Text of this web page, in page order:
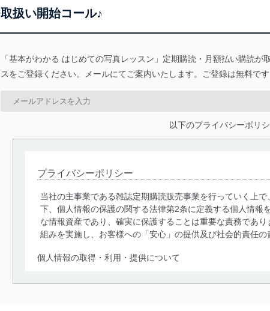
取扱い開始コール♪
「基本がわかる はじめての写真レッスン」定期購読・月額払い購読
スをご登録ください。メールにてご案内いたします。ご登録は無料です
以下のプライバシーポリ
プライバシーポリシー
当社の主事業である雑誌定期購読販売事業を行っていく上
下、個人情報の保護の関する法律第2条に定義する個人情
な情報資産であり、確実に保護することは重要な責務であ
組みを実施し、お客様への「安心」の提供及び社会的責任の
個人情報の取得・利用・提供について
当社は、個人情報の取得・利用・提供に際して、その利用